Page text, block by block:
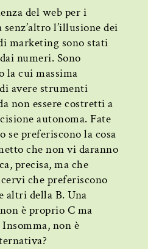
del web per i
l’illusione dei
marketing sono stati
numeri. Sono
la cui massima
avere strumenti
non essere costretti a
autonoma. Fate
se preferiscono la cosa
che non vi daranno
precisa, ma che
che preferiscono
altri della B. Una
è proprio C ma
non è